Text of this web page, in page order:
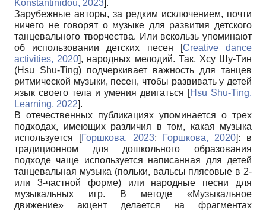
Konstantinidou, 2023].
Зарубежные авторы, за редким исключением, почти
ничего не говорят о музыке для развития детского
танцевального творчества. Или вскользь упоминают
об использовании детских песен
[Creative dance
activities, 2020], народных мелодий. Так, Хсу Шу-Тин
(Hsu Shu-Ting) подчеркивает важность для танцев
ритмической музыки, песен, чтобы развивать у детей
язык своего тела и умения двигаться [Hsu Shu-Ting.
Learning, 2022].
В отечественных публикациях упоминается о трех
подходах, имеющих различия в том, какая музыка
используется
[Горшкова, 2023; Горшкова, 2020]: в
традиционном для дошкольного образования
подходе чаще используется написанная для детей
танцевальная музыка (польки, вальсы плясовые в 2-
или 3-частной форме) или народные песни для
музыкальных игр. В методе «Музыкальное
движение» акцент делается на фрагментах